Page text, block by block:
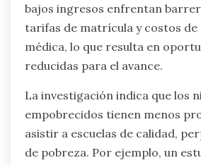
bajos ingresos enfrentan
tarifas de matrícula y costos de
médica, lo que resulta en
reducidas para el avance.
La investigación indica que los
empobrecidos tienen menos
asistir a escuelas de calidad,
de pobreza. Por ejemplo, un